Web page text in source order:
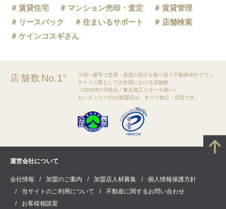
賃貸住宅
マンション売却・査定
賃貸管理
リースバック
住まいるサポート
店舗検索
ケインコスギさん
店舗数 No.1※
※同一屋号で売買・賃貸の両方を取り扱う不動産仲介フラン
チャイズ業としての全国における店舗数
（2026年7月時点／東京商工リサーチ調べ）
センチュリー21の加盟店は、すべて独立・自営です。
運営会社について
会社情報 加盟のご案内 加盟店人材募集
個人情報保護方針
当サイトのご利用について
不動産に関するお問い合わせ
お客様相談室